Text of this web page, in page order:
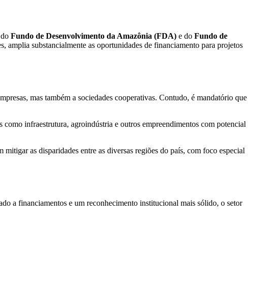
Fundo de Desenvolvimento da Amazônia (FDA) e do Fundo de
amplia substancialmente as oportunidades de financiamento para projetos
mas também a sociedades cooperativas. Contudo, é mandatório que
infraestrutura, agroindústria e outros empreendimentos com potencial
as disparidades entre as diversas regiões do país, com foco especial
a financiamentos e um reconhecimento institucional mais sólido, o setor